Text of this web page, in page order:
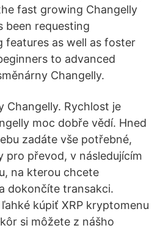
fast growing Changelly
been requesting
features as well as foster
to advanced
Changelly.
Changelly. Rychlost je
moc dobře vědí. Hned
zadáte vše potřebné,
pro převod, v následujícím
na kterou chcete
dokončíte transakci.
kúpiť XRP kryptomenu
si môžete z nášho